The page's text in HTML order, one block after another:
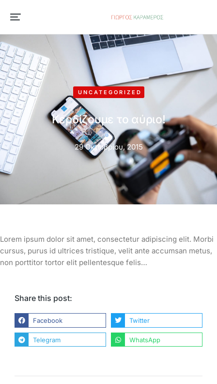
UNCATEGORIZED
Κερδίζουμε το αύριο!
29 Οκτωβρίου, 2015
Lorem ipsum dolor sit amet, consectetur adipiscing elit. Morbi
cursus, purus id ultrices tristique, velit ante accumsan metus,
non porttitor tortor elit pellentesque felis…
Share this post:
Facebook Twitter
Telegram WhatsApp